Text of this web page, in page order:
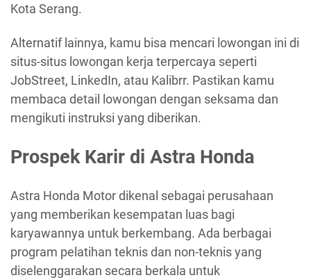
Kota Serang.
Alternatif lainnya, kamu bisa mencari lowongan ini di
situs-situs lowongan kerja terpercaya seperti
JobStreet, LinkedIn, atau Kalibrr. Pastikan kamu
membaca detail lowongan dengan seksama dan
mengikuti instruksi yang diberikan.
Prospek Karir di Astra Honda
Astra Honda Motor dikenal sebagai perusahaan
yang memberikan kesempatan luas bagi
karyawannya untuk berkembang. Ada berbagai
program pelatihan teknis dan non-teknis yang
diselenggarakan secara berkala untuk